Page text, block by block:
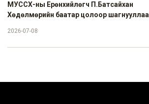
МУССХ-ны Ерөнхийлөгч П.Батсайхан
Хөдөлмөрийн баатар цолоор шагнууллаа
2026-07-08